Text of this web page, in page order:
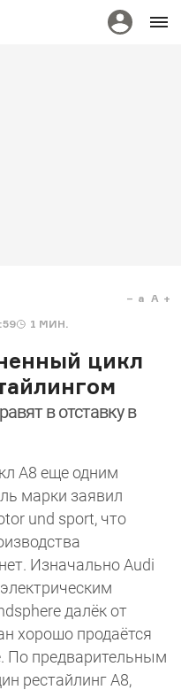
1 МИН.
a A
цикл
в отставку в
A8 еще одним
марки заявил
und sport, что
Изначально Audi
далёк от
хорошо продаётся
По предварительным
рестайлинг A8,